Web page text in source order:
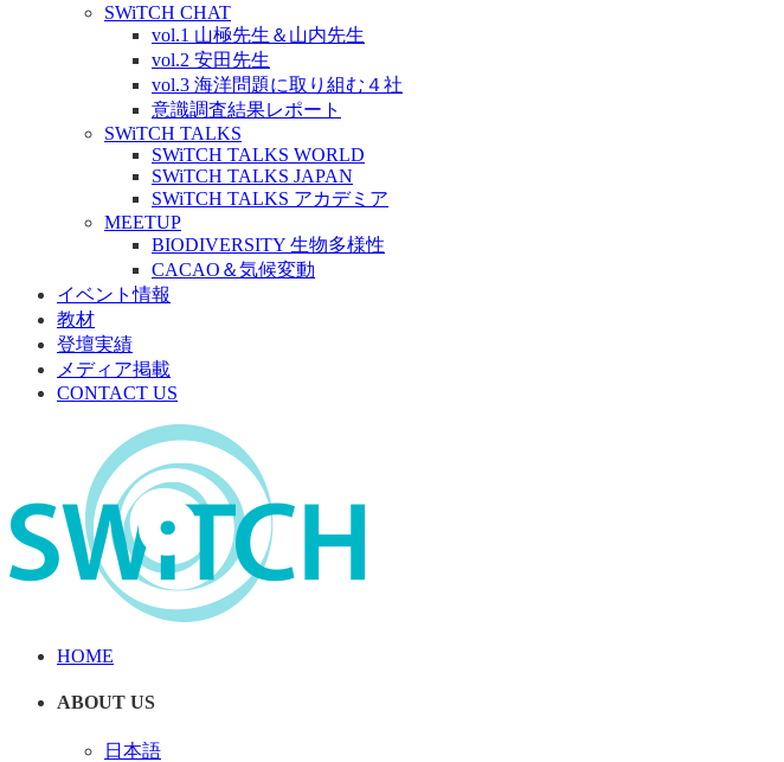
SWiTCH CHAT
vol.1 山極先生＆山内先生
vol.2 安田先生
vol.3 海洋問題に取り組む４社
意識調査結果レポート
SWiTCH TALKS
SWiTCH TALKS WORLD
SWiTCH TALKS JAPAN
SWiTCH TALKS アカデミア
MEETUP
BIODIVERSITY 生物多様性
CACAO＆気候変動
イベント情報
教材
登壇実績
メディア掲載
CONTACT US
HOME
ABOUT US
日本語